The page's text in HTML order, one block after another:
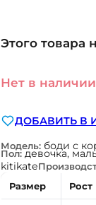
Этого товара
Нет в наличии
ДОБАВИТЬ В
Модель: боди с
Пол:девочка,
kitikate
Размер
Рост